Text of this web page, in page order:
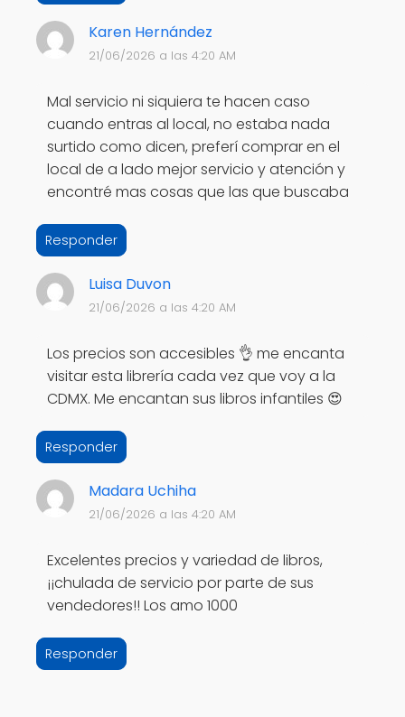
Karen Hernández
21/06/2026 a las 4:20 AM
Mal servicio ni siquiera te hacen caso
cuando entras al local, no estaba nada
surtido como dicen, preferí comprar en el
local de a lado mejor servicio y atención y
encontré mas cosas que las que buscaba
Responder
Luisa Duvon
21/06/2026 a las 4:20 AM
Los precios son accesibles 👌 me encanta
visitar esta librería cada vez que voy a la
CDMX. Me encantan sus libros infantiles 😍
Responder
Madara Uchiha
21/06/2026 a las 4:20 AM
Excelentes precios y variedad de libros,
¡¡chulada de servicio por parte de sus
vendedores!! Los amo 1000
Responder